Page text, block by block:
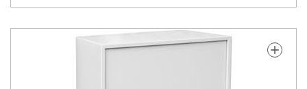
add